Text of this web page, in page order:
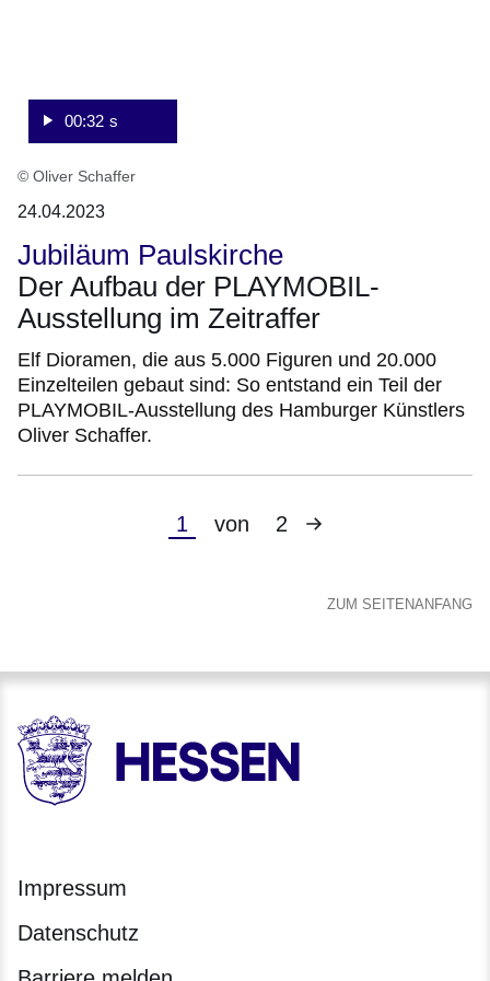
00:32 s
© Oliver Schaffer
24.04.2023
Jubiläum Paulskirche
Der Aufbau der PLAYMOBIL-
Ausstellung im Zeitraffer
Elf Dioramen, die aus 5.000 Figuren und 20.000
Einzelteilen gebaut sind: So entstand ein Teil der
PLAYMOBIL-Ausstellung des Hamburger Künstlers
Oliver Schaffer.
Aktuelle
1 von 2
Nächste
ZUM SEITENANFANG
HESSEN - Hessische Landesregierung
Impressum
Datenschutz